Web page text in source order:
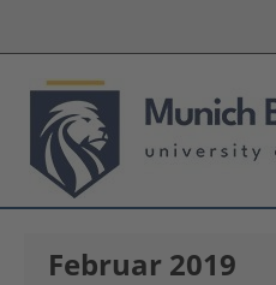
Februar 2019